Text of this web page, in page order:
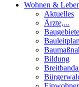
Wohnen &
Aktuelles
Ärzte,...
Baugebiete
Bildung